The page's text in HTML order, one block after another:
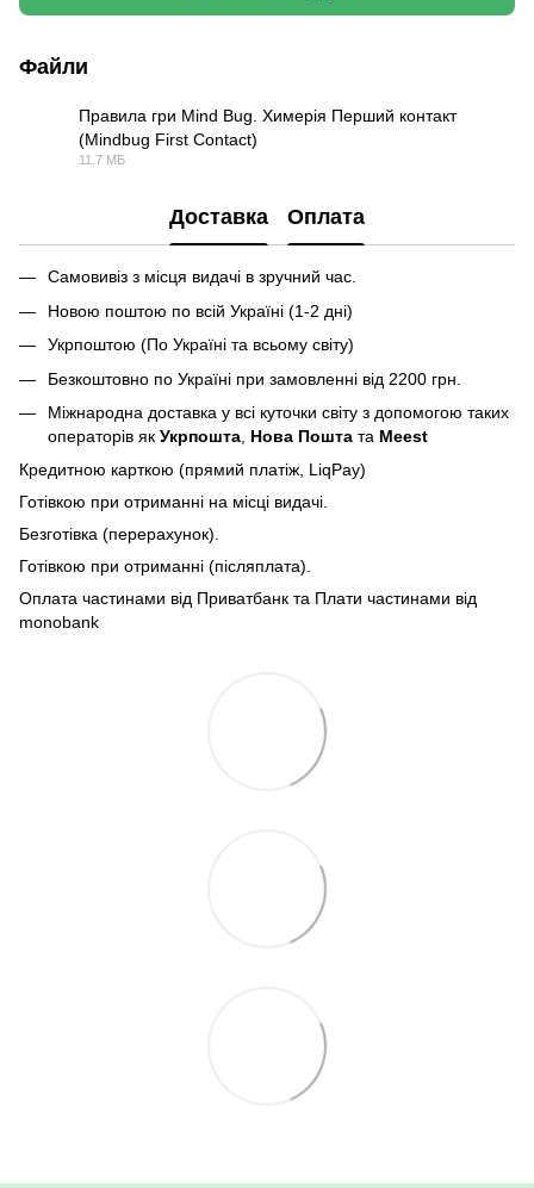
Файли
Правила гри Mind Bug. Химерія Перший контакт
(Mindbug First Contact)
11.7 МБ
Доставка Оплата
Самовивіз з місця видачі в зручний час.
Новою поштою по всій Україні (1-2 дні)
Укрпоштою (По Україні та всьому світу)
Безкоштовно по Україні при замовленні від 2200 грн.
Міжнародна доставка у всі куточки світу з допомогою таких
операторів як Укрпошта Нова Пошта та Meest
Кредитною карткою (прямий платіж, LiqPay)
Готівкою при отриманні на місці видачі.
Безготівка (перерахунок).
Готівкою при отриманні (післяплата).
Оплата частинами від Приватбанк та Плати частинами від
monobank